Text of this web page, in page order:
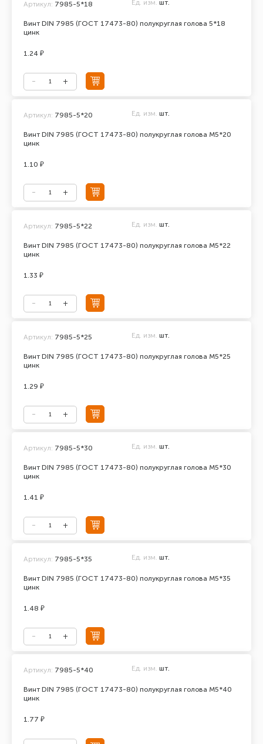
Винт DIN 7985 (ГОСТ 17473-80) полукруглая голова 5*18
цинк
Артикул: 7985-5*18 Ед. изм. шт.
1.24 ₽
Винт DIN 7985 (ГОСТ 17473-80) полукруглая голова М5*20
цинк
Артикул: 7985-5*20 Ед. изм. шт.
1.10 ₽
Винт DIN 7985 (ГОСТ 17473-80) полукруглая голова М5*22
цинк
Артикул: 7985-5*22 Ед. изм. шт.
1.33 ₽
Винт DIN 7985 (ГОСТ 17473-80) полукруглая голова М5*25
цинк
Артикул: 7985-5*25 Ед. изм. шт.
1.29 ₽
Винт DIN 7985 (ГОСТ 17473-80) полукруглая голова М5*30
цинк
Артикул: 7985-5*30 Ед. изм. шт.
1.41 ₽
Винт DIN 7985 (ГОСТ 17473-80) полукруглая голова М5*35
цинк
Артикул: 7985-5*35 Ед. изм. шт.
1.48 ₽
Винт DIN 7985 (ГОСТ 17473-80) полукруглая голова М5*40
цинк
Артикул: 7985-5*40 Ед. изм. шт.
1.77 ₽